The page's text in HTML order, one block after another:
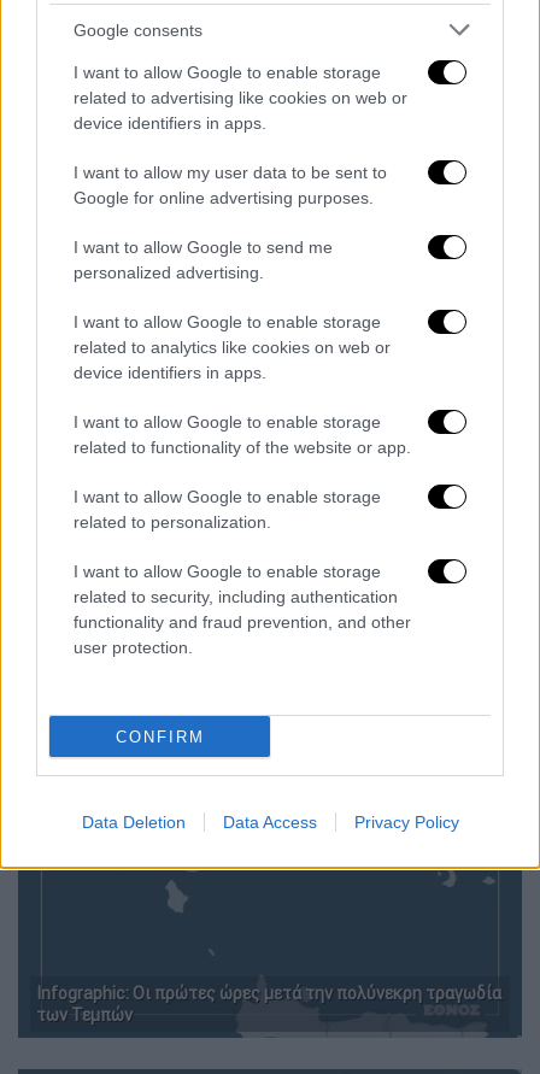
Google consents
I want to allow Google to enable storage
related to advertising like cookies on web or
device identifiers in apps.
I want to allow my user data to be sent to
Google for online advertising purposes.
I want to allow Google to send me
personalized advertising.
I want to allow Google to enable storage
related to analytics like cookies on web or
device identifiers in apps.
I want to allow Google to enable storage
related to functionality of the website or app.
I want to allow Google to enable storage
related to personalization.
I want to allow Google to enable storage
related to security, including authentication
functionality and fraud prevention, and other
user protection.
CONFIRM
Data Deletion Data Access Privacy Policy
Infographic: Οι πρώτες ώρες μετά την πολύνεκρη τραγωδία
των Τεμπών
Infographic: Οι πρώτες ώρες μετά την πολύνεκρη τραγωδία
των Τεμπών